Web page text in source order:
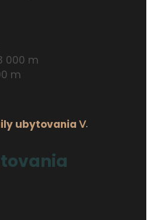
000 m
m
ubytovania ᐯ.